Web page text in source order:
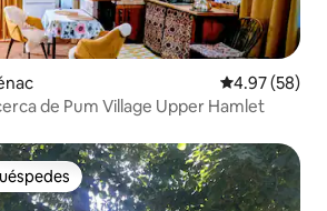
Calificación
4.97 (58)
de Pum Village Upper Hamlet
preferido